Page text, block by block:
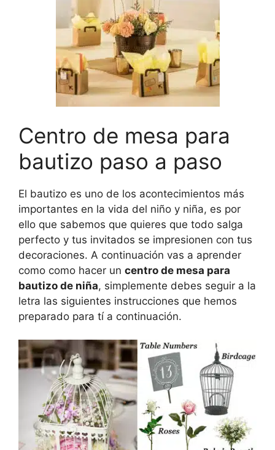
Centro de mesa para
bautizo paso a paso
El bautizo es uno de los acontecimientos más
importantes en la vida del niño y niña, es por
ello que sabemos que quieres que todo salga
perfecto y tus invitados se impresionen con tus
decoraciones. A continuación vas a aprender
como como hacer un centro de mesa para
bautizo de niña, simplemente debes seguir a la
letra las siguientes instrucciones que hemos
preparado para tí a continuación.